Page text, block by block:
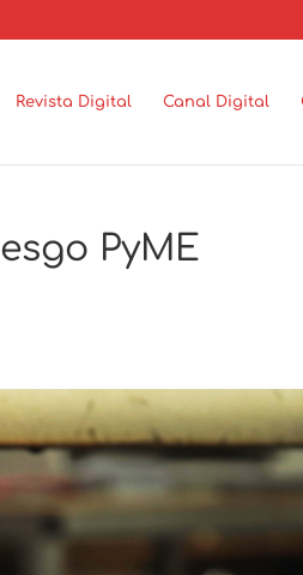
Revista Digital Canal Digital
PyME